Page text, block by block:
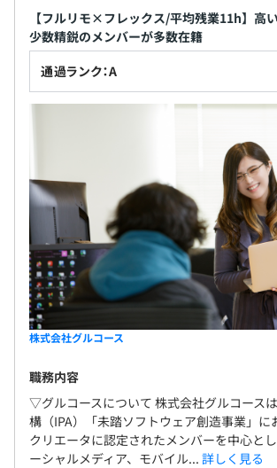
【フルリモ×フレックス/平均残業11h】高
少数精鋭のメンバーが多数在籍
通過ランク：A
株式会社グルコース
職務内容
▽グルコースについて 株式会社グルコース
構（IPA）「未踏ソフトウェア創造事業」に
クリエータに認定されたメンバーを中心と
ーシャルメディア、モバイル... 詳しく見る